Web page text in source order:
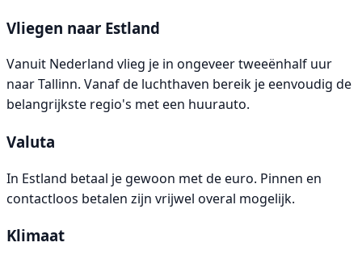
Vliegen naar Estland
Vanuit Nederland vlieg je in ongeveer tweeënhalf uur
naar Tallinn. Vanaf de luchthaven bereik je eenvoudig de
belangrijkste regio's met een huurauto.
Valuta
In Estland betaal je gewoon met de euro. Pinnen en
contactloos betalen zijn vrijwel overal mogelijk.
Klimaat